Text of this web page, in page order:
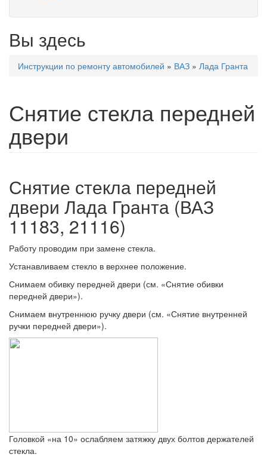
Вы здесь
Инструкции по ремонту автомобилей » ВАЗ » Лада Гранта
Снятие стекла передней
двери
Снятие стекла передней
двери Лада Гранта (ВАЗ
11183, 21116)
Работу проводим при замене стекла.
Устанавливаем стекло в верхнее положение.
Снимаем обивку передней двери (см. «Снятие обивки
передней двери»).
Снимаем внутреннюю ручку двери (см. «Снятие внутренней
ручки передней двери»).
Головкой «на 10» ослабляем затяжку двух болтов держателей
стекла.